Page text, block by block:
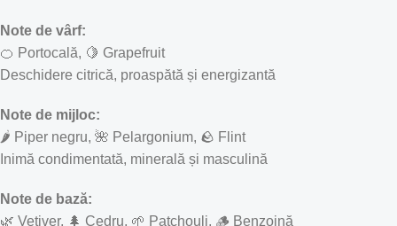
Note de vârf:
🍊 Portocală, 🍋 Grapefruit
Deschidere citrică, proaspătă și energizantă
Note de mijloc:
🌶 Piper negru, 🌺 Pelargonium, 🪨 Flint
Inimă condimentată, minerală și masculină
Note de bază:
🌿 Vetiver, 🌲 Cedru, 🌱 Patchouli, 🪵 Benzoină